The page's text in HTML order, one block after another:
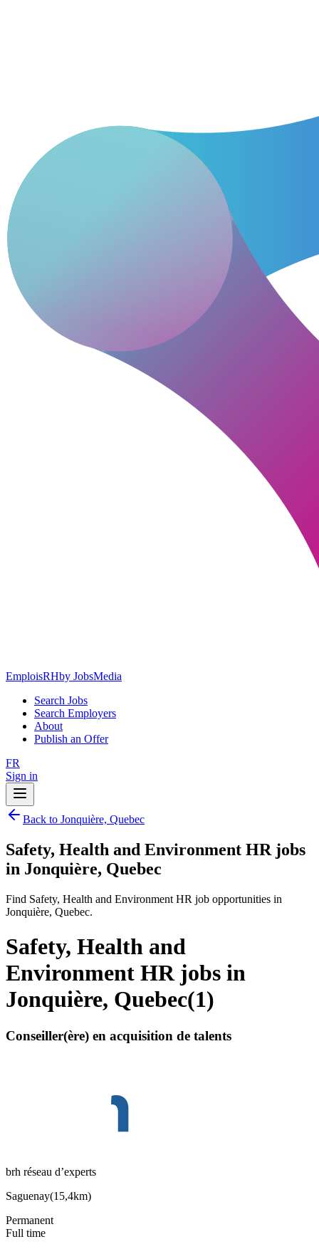
EmploisRHby JobsMedia
Search Jobs
Search Employers
About
Publish an Offer
FR
Sign in
Back to Jonquière, Quebec
Safety, Health and Environment HR jobs
in Jonquière, Quebec
Find Safety, Health and Environment HR job opportunities in
Jonquière, Quebec.
Safety, Health and
Environment HR jobs in
Jonquière, Quebec(1)
Conseiller(ère) en acquisition de talents
brh réseau d’experts
Saguenay(15,4km)
Permanent
Full time